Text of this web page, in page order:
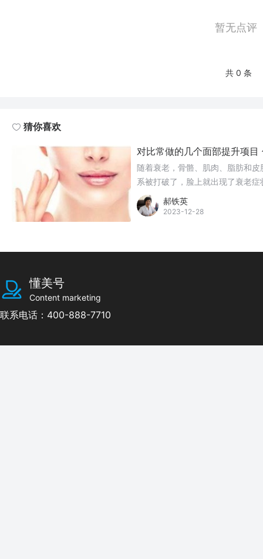
暂无点评
共 0 条
猜你喜欢
对比常做的几个面部提升项
随着衰老，骨骼、肌肉、脂肪和
系被打破了，脸上就出现了衰老症
郝铁英
2023-12-28
懂美号
Content marketing
联系电话：400-888-7710